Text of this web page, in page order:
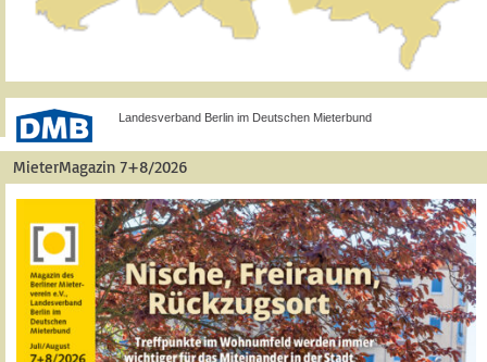
Landesverband Berlin im Deutschen Mieterbund
MieterMagazin 7+8/2026